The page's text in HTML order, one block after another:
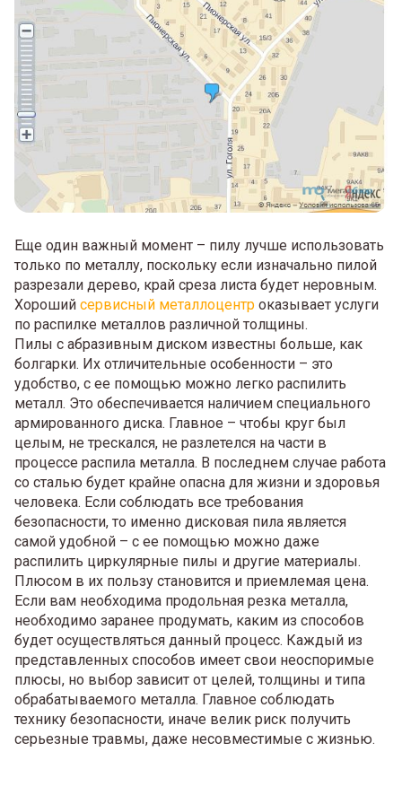
Еще один важный момент – пилу лучше использовать
только по металлу, поскольку если изначально пилой
разрезали дерево, край среза листа будет неровным.
Хороший сервисный металлоцентр оказывает услуги
по распилке металлов различной толщины.
Пилы с абразивным диском известны больше, как
болгарки. Их отличительные особенности – это
удобство, с ее помощью можно легко распилить
металл. Это обеспечивается наличием специального
армированного диска. Главное – чтобы круг был
целым, не трескался, не разлетелся на части в
процессе распила металла. В последнем случае работа
со сталью будет крайне опасна для жизни и здоровья
человека. Если соблюдать все требования
безопасности, то именно дисковая пила является
самой удобной – с ее помощью можно даже
распилить циркулярные пилы и другие материалы.
Плюсом в их пользу становится и приемлемая цена.
Если вам необходима продольная резка металла,
необходимо заранее продумать, каким из способов
будет осуществляться данный процесс. Каждый из
представленных способов имеет свои неоспоримые
плюсы, но выбор зависит от целей, толщины и типа
обрабатываемого металла. Главное соблюдать
технику безопасности, иначе велик риск получить
серьезные травмы, даже несовместимые с жизнью.